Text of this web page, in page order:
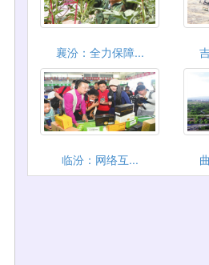
襄汾：全力保障...
临汾：网络互...